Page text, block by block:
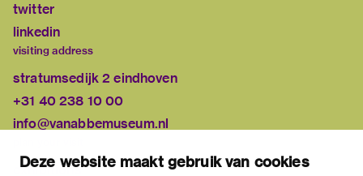
Deze website maakt gebruik van cookies
twitter
linkedin
visiting address
stratumsedijk 2 eindhoven
+31 40 238 10 00
info@vanabbemuseum.nl
exhibitions